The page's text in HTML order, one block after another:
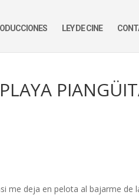
LEY DE CINE
me deja en pelota al bajarme de